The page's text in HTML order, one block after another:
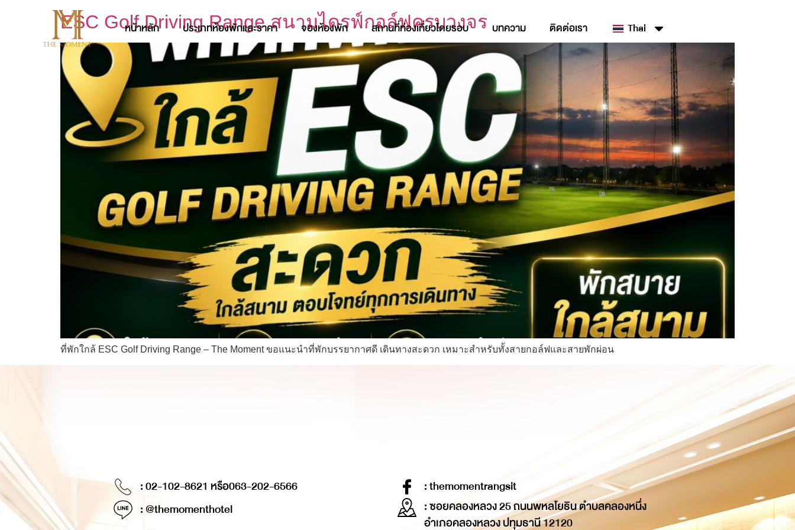
หน้าหลัก ประเภทห้องพักและราคา จองห้องพัก สถานที่ท่องเที่ยวโดยรอบ บทความ ติดต่อเรา Thai
ESC Golf Driving Range สนามไดรฟ์กอล์ฟครบวงจร
ที่พักใกล้ ESC Golf Driving Range – The Moment ขอแนะนำที่พักบรรยากาศดี เดินทางสะดวก เหมาะสำหรับทั้งสายกอล์ฟและสายพักผ่อน
: 02-102-8621 หรือ063-202-6566
: @themomenthotel
: themomentrangsit
: ซอยคลองหลวง 25 ถนนพหลโยธิน ตำบลคลองหนึ่ง
อำเภอคลองหลวง ปทุมธานี 12120